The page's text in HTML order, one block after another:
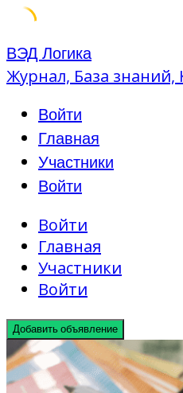
Skip
to
ВЭД Логика
Журнал, База знаний,
Войти
Главная
Участники
Войти
Войти
Главная
Участники
Войти
Добавить объявление